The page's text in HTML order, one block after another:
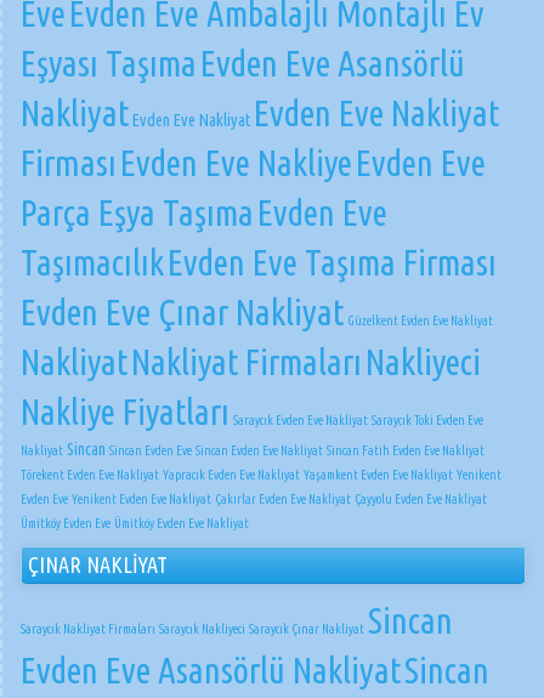
EveEvden Eve Ambalajlı Montajlı Ev
Eşyası Taşıma Evden Eve Asansörlü
NakliyatEvden Eve Nakliyat Evden Eve Nakliyat
Firması Evden Eve NakliyeEvden Eve
Parça Eşya Taşıma Evden Eve
TaşımacılıkEvden Eve Taşıma Firması
Evden Eve Çınar Nakliyat Güzelkent Evden Eve Nakliyat
NakliyatNakliyat Firmaları Nakliyeci
Nakliye Fiyatları Saraycık Evden Eve Nakliyat Saraycık Toki Evden Eve
Nakliyat Sincan Sincan Evden Eve Sincan Evden Eve Nakliyat Sincan Fatih Evden Eve Nakliyat
Törekent Evden Eve Nakliyat Yapracık Evden Eve Nakliyat Yaşamkent Evden Eve Nakliyat Yenikent
Evden Eve Yenikent Evden Eve Nakliyat Çakırlar Evden Eve Nakliyat Çayyolu Evden Eve Nakliyat
Ümitköy Evden Eve Ümitköy Evden Eve Nakliyat
ÇINAR NAKLİYAT
Saraycık Nakliyat Firmaları Saraycık Nakliyeci Saraycık Çınar Nakliyat Sincan
Evden Eve Asansörlü NakliyatSincan